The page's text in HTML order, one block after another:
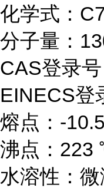
化学式：
分子量：
CAS登录
EINECS登
熔点：-
沸点：223
水溶性：微